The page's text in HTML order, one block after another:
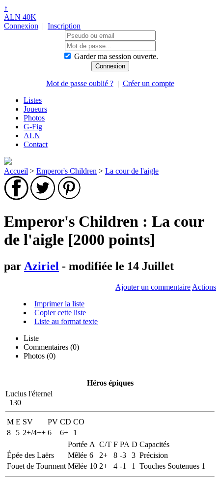
↑
ALN 40K
Connexion | Inscription
Garder ma session ouverte.
Mot de passe oublié ?| Créer un compte
Listes
Joueurs
Photos
G-Fig
ALN
Contact
Accueil > Emperor's Children > La cour de l'aigle
Emperor's Children : La cour
de l'aigle [2000 points]
par Aziriel - modifiée le 14 Juillet
Ajouter un commentaire Actions
Imprimer la liste
Copier cette liste
Liste au format texte
Liste
Commentaires (0)
Photos (0)
Héros épiques
Lucius l'éternel
130
M E SV PV CD CO
8
5 2+/4++ 6 6+
1
Portée A C/T F PA D Capacités
Épée des Laërs
Mêlée 6 2+ 8 -3 3 Précision
Fouet de Tourment Mêlée 10 2+ 4 -1 1 Touches Soutenues 1